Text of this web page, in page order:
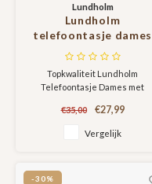
Lundholm
Lundholm
telefoontasje dames
crossbody bruin -
schoudertasje dames
crossbody - tas dames
schoudertas kunstleer
cadeau voor vriendin |
Strömsund serie
Topkwaliteit Lundholm
Telefoontasje Dames met
tassenband
€35,00 €27,99
Vergelijk
-30%